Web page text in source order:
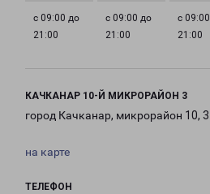
с 09:00 до
21:00
с 09:00 до
21:00
с
21:00
КАЧКАНАР 10-Й МИКРОРАЙОН 3
город Качканар, микрорайон 10, 3
на карте
ТЕЛЕФОН